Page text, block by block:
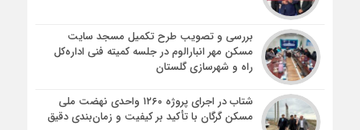
بررسی و تصویب طرح تکمیل مسجد سایت
مسکن مهر انبارالوم در جلسه کمیته فنی اداره‌کل
راه و شهرسازی گلستان
شتاب در اجرای پروژه ۱۲۶۰ واحدی نهضت ملی
مسکن گرگان با تأکید بر کیفیت و زمان‌بندی دقیق